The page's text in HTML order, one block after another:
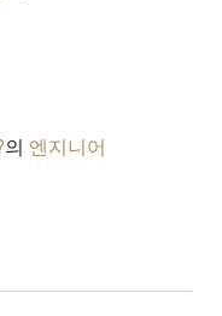
의 엔지니어